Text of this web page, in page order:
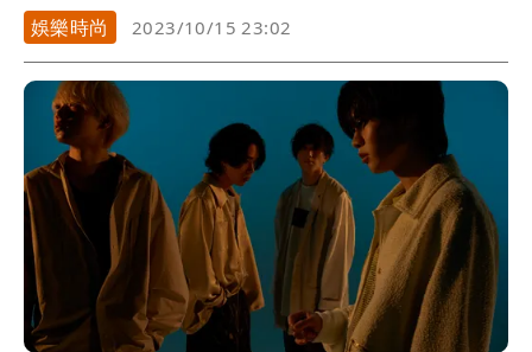
的潛...
娛樂時尚 2023/10/15 23:02